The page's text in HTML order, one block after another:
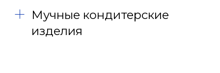
Мучные кондитерские
изделия